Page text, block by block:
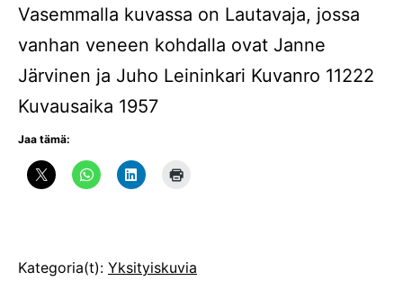
Vasemmalla kuvassa on Lautavaja, jossa
vanhan veneen kohdalla ovat Janne
Järvinen ja Juho Leininkari Kuvanro 11222
Kuvausaika 1957
Jaa tämä:
Julkaistu
Kategoria(t): Yksityiskuvia